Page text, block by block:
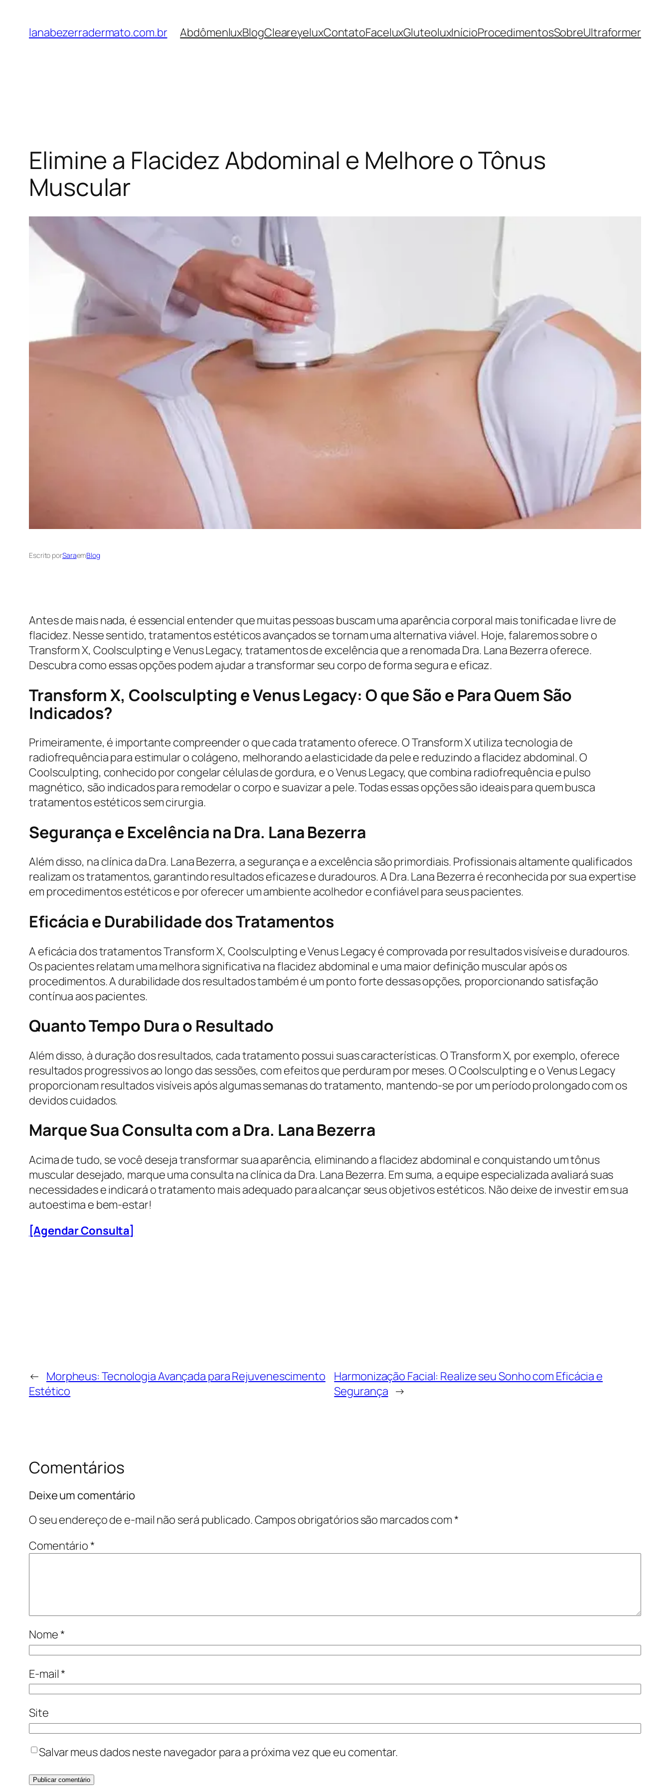
lanabezerradermato.com.br AbdômenluxBlogCleareyeluxContatoFaceluxGluteoluxInícioProcedimentosSobreUltraformer
Elimine a Flacidez Abdominal e Melhore o Tônus
Muscular
Escrito porSaraemBlog
Antes de mais nada, é essencial entender que muitas pessoas buscam uma aparência corporal mais tonificada e livre de
flacidez. Nesse sentido, tratamentos estéticos avançados se tornam uma alternativa viável. Hoje, falaremos sobre o
Transform X, Coolsculpting e Venus Legacy, tratamentos de excelência que a renomada Dra. Lana Bezerra oferece.
Descubra como essas opções podem ajudar a transformar seu corpo de forma segura e eficaz.
Transform X, Coolsculpting e Venus Legacy: O que São e Para Quem São
Indicados?
Primeiramente, é importante compreender o que cada tratamento oferece. O Transform X utiliza tecnologia de
radiofrequência para estimular o colágeno, melhorando a elasticidade da pele e reduzindo a flacidez abdominal. O
Coolsculpting, conhecido por congelar células de gordura, e o Venus Legacy, que combina radiofrequência e pulso
magnético, são indicados para remodelar o corpo e suavizar a pele. Todas essas opções são ideais para quem busca
tratamentos estéticos sem cirurgia.
Segurança e Excelência na Dra. Lana Bezerra
Além disso, na clínica da Dra. Lana Bezerra, a segurança e a excelência são primordiais. Profissionais altamente qualificados
realizam os tratamentos, garantindo resultados eficazes e duradouros. A Dra. Lana Bezerra é reconhecida por sua expertise
em procedimentos estéticos e por oferecer um ambiente acolhedor e confiável para seus pacientes.
Eficácia e Durabilidade dos Tratamentos
A eficácia dos tratamentos Transform X, Coolsculpting e Venus Legacy é comprovada por resultados visíveis e duradouros.
Os pacientes relatam uma melhora significativa na flacidez abdominal e uma maior definição muscular após os
procedimentos. A durabilidade dos resultados também é um ponto forte dessas opções, proporcionando satisfação
contínua aos pacientes.
Quanto Tempo Dura o Resultado
Além disso, à duração dos resultados, cada tratamento possui suas características. O Transform X, por exemplo, oferece
resultados progressivos ao longo das sessões, com efeitos que perduram por meses. O Coolsculpting e o Venus Legacy
proporcionam resultados visíveis após algumas semanas do tratamento, mantendo-se por um período prolongado com os
devidos cuidados.
Marque Sua Consulta com a Dra. Lana Bezerra
Acima de tudo, se você deseja transformar sua aparência, eliminando a flacidez abdominal e conquistando um tônus
muscular desejado, marque uma consulta na clínica da Dra. Lana Bezerra. Em suma, a equipe especializada avaliará suas
necessidades e indicará o tratamento mais adequado para alcançar seus objetivos estéticos. Não deixe de investir em sua
autoestima e bem-estar!
[Agendar Consulta]
← Morpheus: Tecnologia Avançada para Rejuvenescimento
Estético
Harmonização Facial: Realize seu Sonho com Eficácia e
Segurança →
Comentários
Deixe um comentário
O seu endereço de e-mail não será publicado.Campos obrigatórios são marcados com*
Comentário*
Nome*
E-mail*
Site
Salvar meus dados neste navegador para a próxima vez que eu comentar.